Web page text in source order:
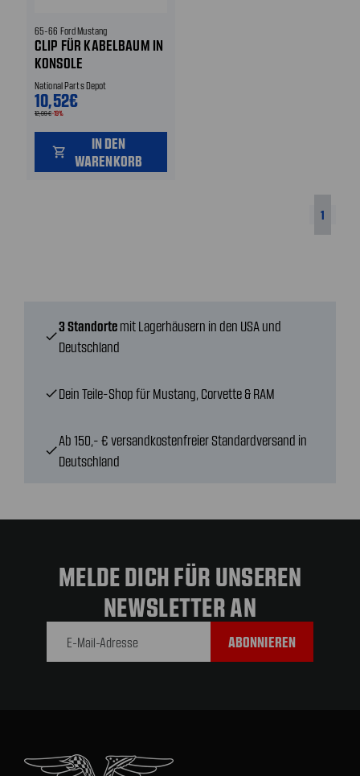
65-66 Ford Mustang
CLIP FÜR KABELBAUM IN
KONSOLE
National Parts Depot
10,52€
12,99€-19%
shopping_cart
IN DEN
WARENKORB
1
check
3 Standorte mit Lagerhäusern in den USA und
Deutschland
checkDein Teile-Shop für Mustang, Corvette & RAM
check
Ab 150,- € versandkostenfreier Standardversand in
Deutschland
MELDE DICH FÜR UNSEREN
NEWSLETTER AN